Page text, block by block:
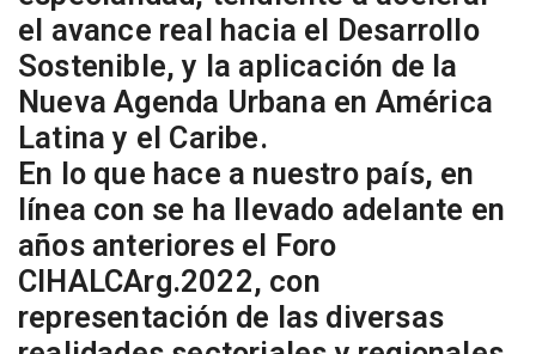
el avance real hacia el Desarrollo
Sostenible, y la aplicación de la
Nueva Agenda Urbana en América
Latina y el Caribe.
En lo que hace a nuestro país, en
línea con se ha llevado adelante en
años anteriores el Foro
CIHALCArg.2022, con
representación de las diversas